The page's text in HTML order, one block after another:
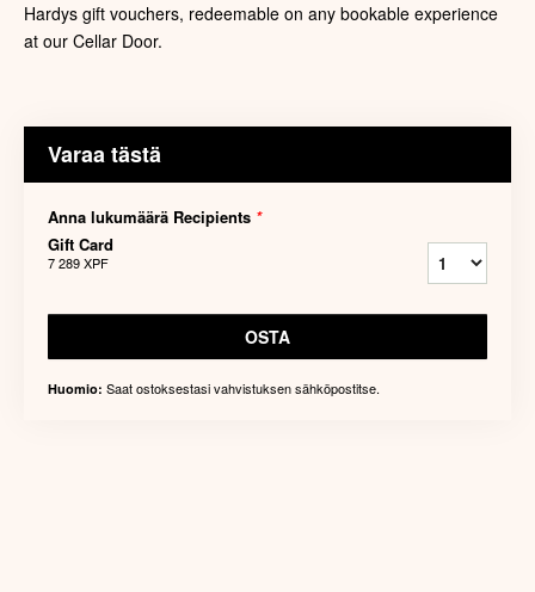
Hardys gift vouchers, redeemable on any bookable experience
at our Cellar Door.
Varaa tästä
Anna lukumäärä Recipients *
Gift Card
7 289 XPF
OSTA
Huomio: Saat ostoksestasi vahvistuksen sähköpostitse.